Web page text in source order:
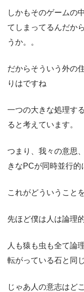
しかもそのゲームの
てしまってるんだか
うか。。
だからそういう外の
りはですね
一つの大きな処理す
ると考えています。
つまり、我々の意思
きなPCが同時並行的
これがどういうこと
先ほど僕は人は論理
人も猿も虫も全て論
転がっている石と同
じゃあ人の意志はど